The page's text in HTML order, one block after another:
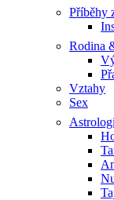
Příběhy
Rodina
Vztahy
Sex